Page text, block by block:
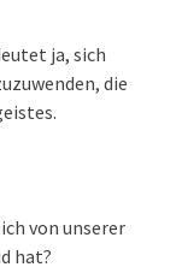
ja, sich
die
von unserer
hat?